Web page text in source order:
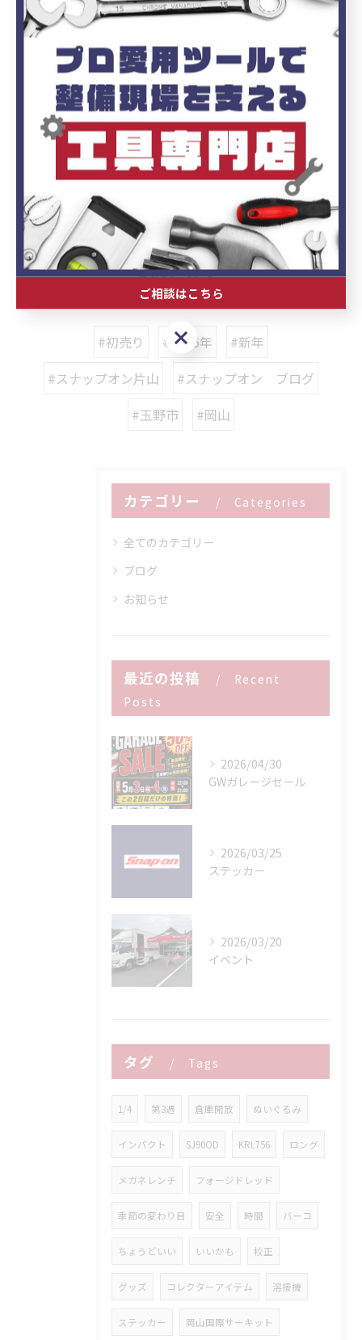
電話番号 : 090-4145-8755
--------------------------------------------------------------------
< 前のページ 次のページ >
関連タグ
#初売り #2026年
#新年
#スナップオン片山
#スナップオン ブログ
#玉野市
#岡山
カテゴリー Categories
全てのカテゴリー
ブログ
お知らせ
最近の投稿
Recent
Posts
2026/04/30
GWガレージセール
2026/03/25
ステッカー
2026/03/20
イベント
タグ Tags
1/4 第3週 倉庫開放 ぬいぐるみ
インパクト SJ90OD KRL756 ロング
メガネレンチ フォージドレッド
季節の変わり目 安全 時間 バーコ
ちょうどいい いいかも 校正
グッズ コレクターアイテム 溶接機
ステッカー 岡山国際サーキット
ご相談はこちら
ご相談はこちら